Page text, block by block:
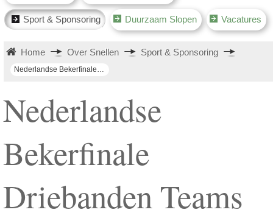
Sport & Sponsoring Duurzaam Slopen Vacatures
Home Over Snellen Sport & Sponsoring
Nederlandse Bekerfinale Driebanden Teams
Nederlandse
Bekerfinale
Driebanden Teams